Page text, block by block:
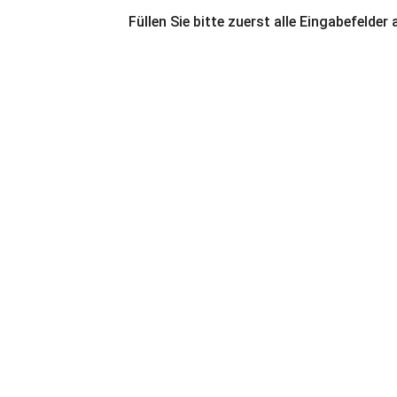
Füllen Sie bitte zuerst alle Eingabefelder